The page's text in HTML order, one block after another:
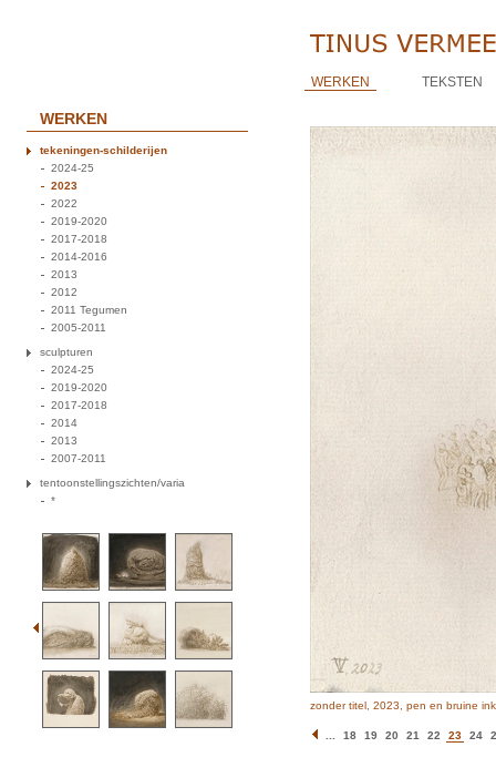
WERKEN TEKSTEN
WERKEN
tekeningen-schilderijen
2024-25
2023
2022
2019-2020
2017-2018
2014-2016
2013
2012
2011 Tegumen
2005-2011
sculpturen
2024-25
2019-2020
2017-2018
2014
2013
2007-2011
tentoonstellingszichten/varia
*
zonder titel, 2023, pen en bruine
18 19 20 21 22 23 24